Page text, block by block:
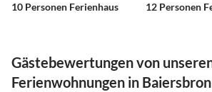
10 Personen Ferienhaus 12 Personen
Gästebewertungen von
Ferienwohnungen in